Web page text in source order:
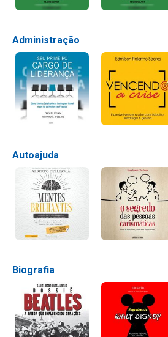
Administração
Autoajuda
Biografia